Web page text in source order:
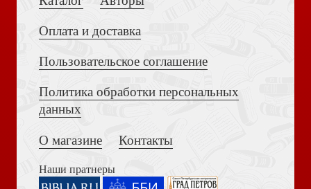
Библия для детей русско-английская (+CD)
Достоевский Ф.М. Сила и правда России (2024)
Оплата и доставка
Пользовательское соглашение
Политика обработки персональных
данных
О магазине
Контакты
Наши пратнеры